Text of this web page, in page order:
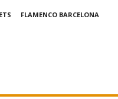
FLAMENCO BARCELONA